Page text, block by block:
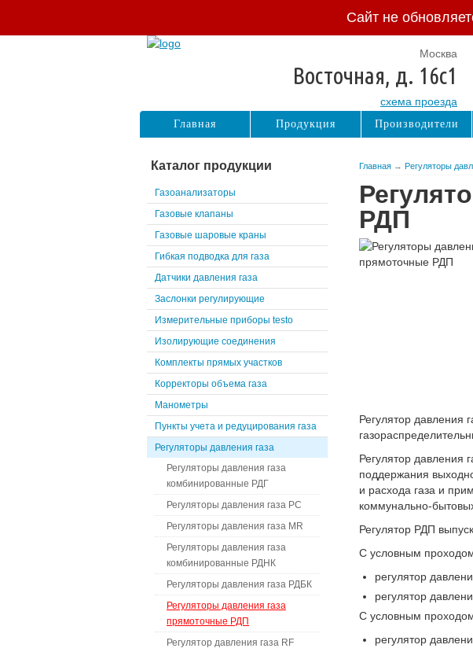
Сайт не
Главная → Регуляторы
РДП
Регулятор давления
Регулятор давления
поддержания
и расхода газа и
коммунально-
Регулятор РДП
С условным
регулятор
регулятор
С условным
регулятор
Каталог продукции
Газоанализаторы
Газовые клапаны
Газовые шаровые краны
Гибкая подводка для газа
Датчики давления газа
Заслонки регулирующие
Измерительные приборы testo
Изолирующие соединения
Комплекты прямых участков
Корректоры объема газа
Манометры
Пункты учета и редуцирования газа
Регуляторы давления газа
Регуляторы давления газа
комбинированные РДГ
Регуляторы давления газа РС
Регуляторы давления газа MR
Регуляторы давления газа
комбинированные РДНК
Регуляторы давления газа РДБК
Регуляторы давления газа
прямоточные РДП
Регулятор давления газа RF
Москва
Восточная, д. 16с1
схема проезда
Главная Продукция Производители